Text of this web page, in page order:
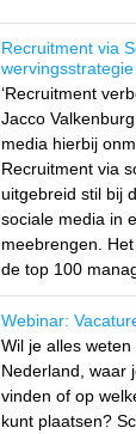
Recruitment via
‘Recruitment
Jacco
media hierbij
Recruitment via
uitgebreid stil bij
sociale media in
meebrengen.
de top 100
Webinar:
Wil je alles
Nederland, waar
vinden of op
kunt plaatsen?